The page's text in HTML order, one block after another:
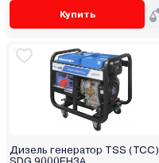
Купить
Дизель генератор TSS (ТСС)